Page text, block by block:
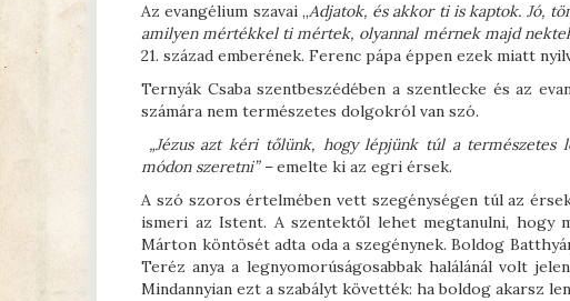
Az evangélium szavai „Adjatok, és akkor ti is kaptok. Jó,
amilyen mértékkel ti mértek, olyannal mérnek majd
21. század emberének. Ferenc pápa éppen ezek miatt
Ternyák Csaba szentbeszédében a szentlecke és az
számára nem természetes dolgokról van szó.
„Jézus azt kéri tőlünk, hogy lépjünk túl a
módon szeretni” –emelte ki az egri érsek.
A szó szoros értelmében vett szegénységen túl az
ismeri az Istent. A szentektől lehet megtanulni, hogy
Márton köntösét adta oda a szegénynek. Boldog
Teréz anya a legnyomorúságosabbak halálánál volt
Mindannyian ezt a szabályt követték: ha boldog akarsz